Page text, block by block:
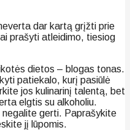
dar kartą grįžti prie
prašyti atleidimo, tiesiog
dietos – blogas tonas.
patiekalo, kurį pasiūlė
jos kulinarinį talentą, bet
elgtis su alkoholiu.
negalite gerti. Paprašykite
jį lūpomis.